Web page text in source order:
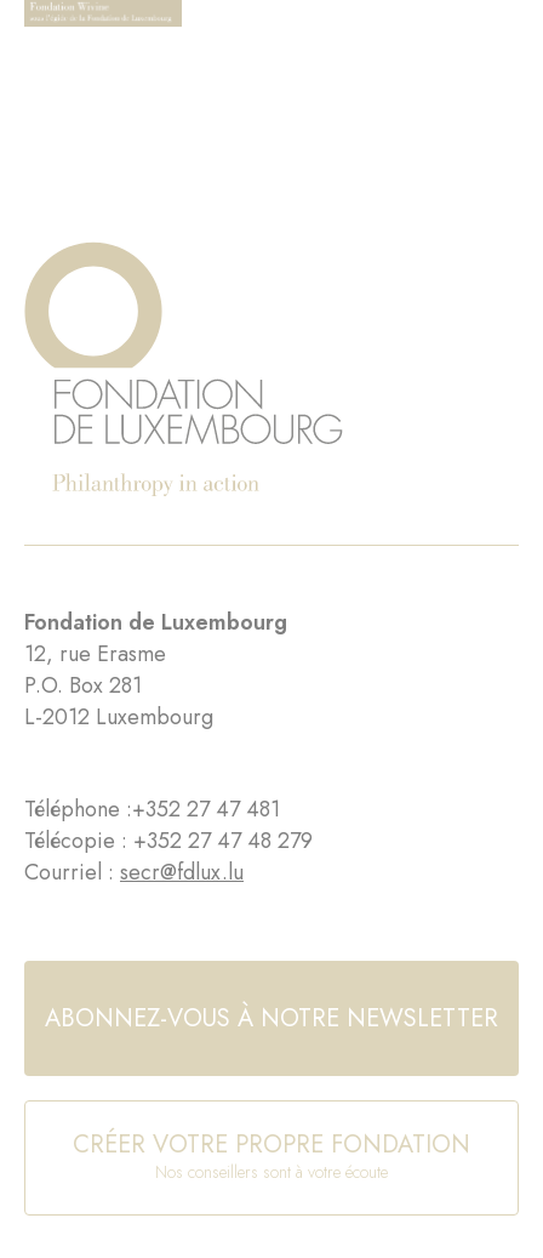
Fondation de Luxembourg
12, rue Erasme
P.O. Box 281
L-2012 Luxembourg
Téléphone :+352 27 47 481
Télécopie : +352 27 47 48 279
Courriel : secr@fdlux.lu
ABONNEZ-VOUS À NOTRE NEWSLETTER
CRÉER VOTRE PROPRE FONDATION
Nos conseillers sont à votre écoute